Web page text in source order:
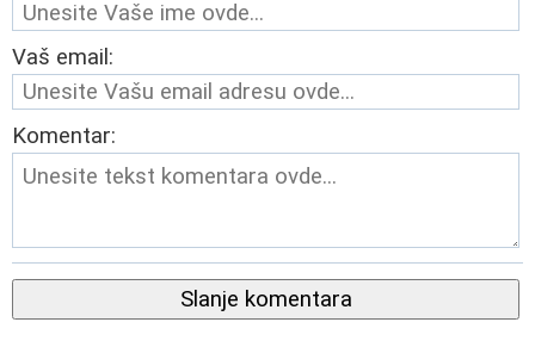
Vaš email:
Komentar:
Slanje komentara